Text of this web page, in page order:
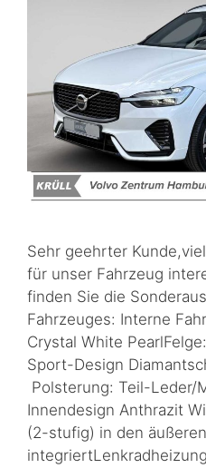
Sehr geehrter
für unser Fahrzeug
finden Sie die
Fahrzeuges: Interne
Crystal White
Sport-Design
Polsterung: Teil-Leder/
Innendesign Anthrazit
(2-stufig) in den